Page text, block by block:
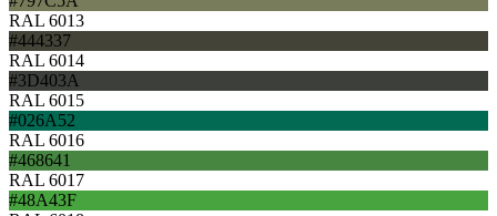
RAL 6013
#444337
RAL 6014
#3D403A
RAL 6015
#026A52
RAL 6016
#468641
RAL 6017
#48A43F